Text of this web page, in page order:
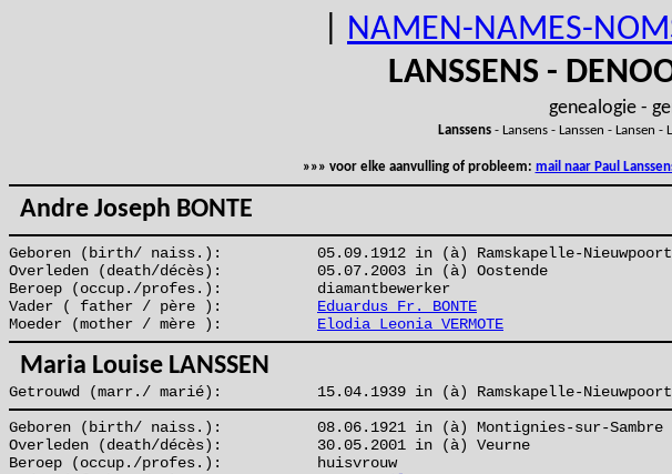
NAMEN-NAMES-
LANSSENS -
genealogie -
Lanssens- Lansens - Lanssen -
»»» voor elke aanvulling of probleem: mail naar Paul
Andre Joseph BONTE
Geboren (birth/ naiss.):
05.09.1912 in (à) Ramskapelle-Nieuwpoort
Overleden (death/décès):
05.07.2003 in (à) Oostende
Beroep (occup./profes.):
diamantbewerker
Vader ( father / père ):
Eduardus Fr. BONTE
Moeder (mother / mère ):
Elodia Leonia VERMOTE
Maria Louise LANSSEN
Getrouwd (marr./ marié):
15.04.1939 in (à) Ramskapelle-Nieuwpoort
Geboren (birth/ naiss.):
08.06.1921 in (à) Montignies-sur-Sambre
Overleden (death/décès):
30.05.2001 in (à) Veurne
Beroep (occup./profes.):
huisvrouw